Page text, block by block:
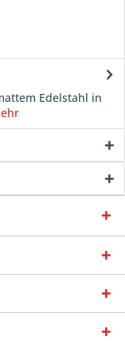
Edelstahl in